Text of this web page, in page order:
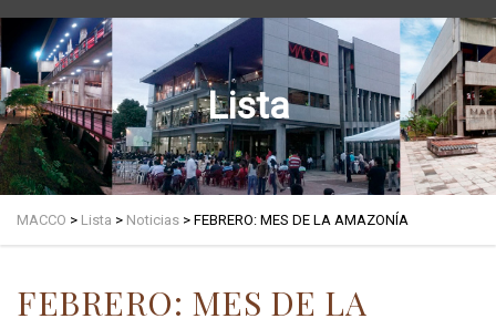
Lista
MACCO > Lista > Noticias > FEBRERO: MES DE LA AMAZONÍA
FEBRERO: MES DE LA